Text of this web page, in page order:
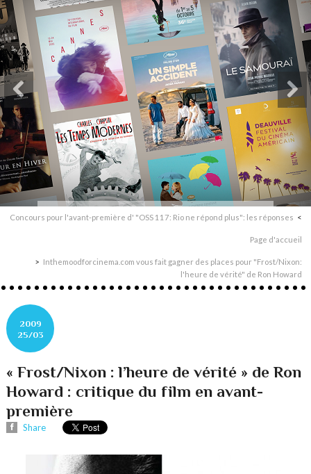
Concours pour l'avant-première d' "OSS 117: Rio ne répond plus": les réponses
Page d'accueil
Inthemoodforcinema.com vous fait gagner des places pour "Frost/Nixon:
l'heure de vérité" de Ron Howard
2009
25/03
« Frost/Nixon : l’heure de vérité » de Ron
Howard : critique du film en avant-
première
Share